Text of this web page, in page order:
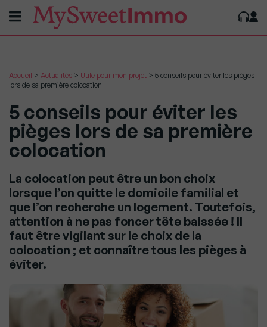
Accueil > Actualités > Utile pour mon projet > 5 conseils pour éviter les pièges
lors de sa première colocation
5 conseils pour éviter les
pièges lors de sa première
colocation
La colocation peut être un bon choix
lorsque l’on quitte le domicile familial et
que l’on recherche un logement. Toutefois,
attention à ne pas foncer tête baissée ! Il
faut être vigilant sur le choix de la
colocation ; et connaître tous les pièges à
éviter.